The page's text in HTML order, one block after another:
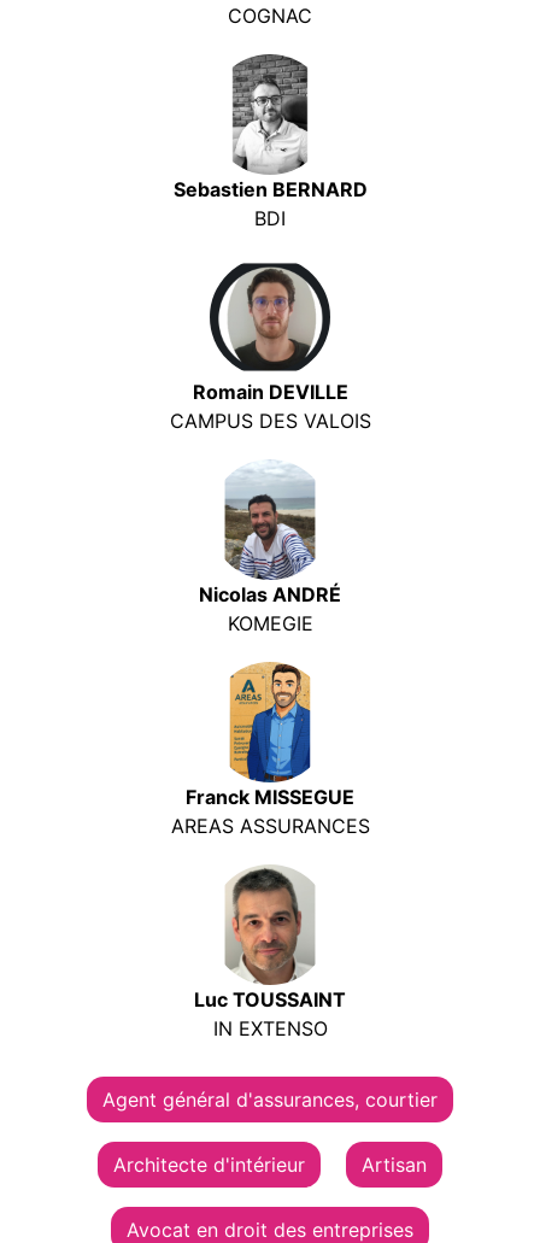
COGNAC
Sebastien BERNARD
BDI
Romain DEVILLE
CAMPUS DES VALOIS
Nicolas ANDRÉ
KOMEGIE
Franck MISSEGUE
AREAS ASSURANCES
Luc TOUSSAINT
IN EXTENSO
Agent général d'assurances, courtier
Architecte d'intérieur Artisan
Avocat en droit des entreprises